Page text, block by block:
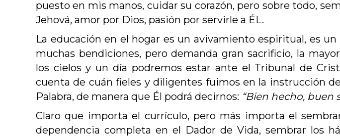
puesto en mis manos, cuidar su corazón, pero sobre todo,
Jehová, amor por Dios, pasión por servirle a ÉL.
La educación en el hogar es un avivamiento espiritual, es
muchas bendiciones, pero demanda gran sacrificio, la
los cielos y un día podremos estar ante el Tribunal de
cuenta de cuán fieles y diligentes fuimos en la instrucción
Palabra, de manera que Él podrá decirnos: “Bien hecho, buen
Claro que importa el currículo, pero más importa el
dependencia completa en el Dador de Vida, sembrar los
Evangelista